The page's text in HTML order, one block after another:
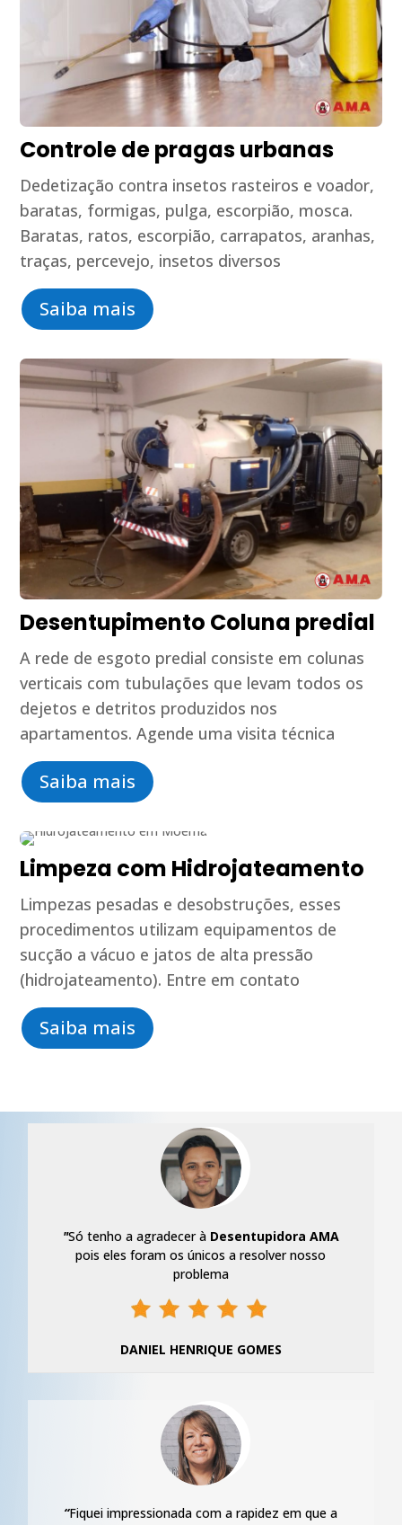
Controle de pragas urbanas
Dedetização contra insetos rasteiros e voador,
baratas, formigas, pulga, escorpião, mosca.
Baratas, ratos, escorpião, carrapatos, aranhas,
traças, percevejo, insetos diversos
Saiba mais
Desentupimento Coluna predial
A rede de esgoto predial consiste em colunas
verticais com tubulações que levam todos os
dejetos e detritos produzidos nos
apartamentos. Agende uma visita técnica
Saiba mais
Limpeza com Hidrojateamento
Limpezas pesadas e desobstruções, esses
procedimentos utilizam equipamentos de
sucção a vácuo e jatos de alta pressão
(hidrojateamento). Entre em contato
Saiba mais
"Só tenho a agradecer à Desentupidora AMA
pois eles foram os únicos a resolver nosso
problema
DANIEL HENRIQUE GOMES
“Fiquei impressionada com a rapidez em que a